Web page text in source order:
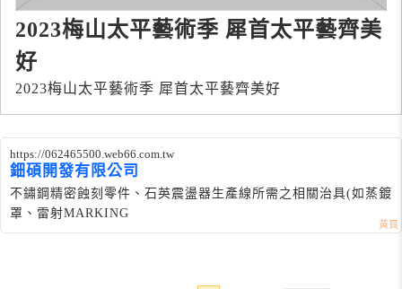
2023梅山太平藝術季 犀首太平藝齊美
好
2023梅山太平藝術季 犀首太平藝齊美好
https://062465500.web66.com.tw
鈿碩開發有限公司
不鏽鋼精密蝕刻零件、石英震盪器生產線所需之相關治具(如蒸鍍
罩、雷射MARKING